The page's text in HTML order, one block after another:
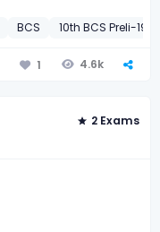
BCS 10th BCS Preli-
1 4.6k
2 Exams